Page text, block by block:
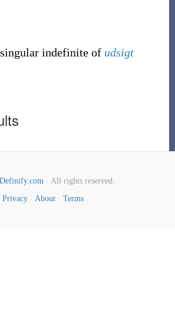
indefinite of udsigt
Definify.com· All rights reserved.
Privacy · About · Terms